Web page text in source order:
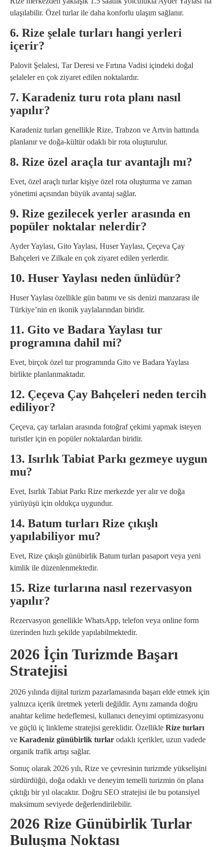
ulaşılabilir. Özel turlar ile daha konforlu ulaşım sağlanır.
6. Rize şelale turları hangi yerleri
içerir?
Palovit Şelalesi, Tar Deresi ve Fırtına Vadisi içindeki doğal
şelaleler en çok ziyaret edilen noktalardır.
7. Karadeniz turu rota planı nasıl
yapılır?
Karadeniz turları genellikle Rize, Trabzon ve Artvin hattında
planlanır ve doğa-kültür odaklı bir rota oluşturulur.
8. Rize özel araçla tur avantajlı mı?
Evet, özel araçlı turlar kişiye özel rota oluşturma ve zaman
yönetimi açısından büyük avantaj sağlar.
9. Rize gezilecek yerler arasında en
popüler noktalar nelerdir?
Ayder Yaylası, Gito Yaylası, Huser Yaylası, Çeçeva Çay
Bahçeleri ve Zilkale en çok ziyaret edilen yerlerdir.
10. Huser Yaylası neden ünlüdür?
Huser Yaylası özellikle gün batımı ve sis denizi manzarası ile
Türkiye’nin en ikonik yaylalarından biridir.
11. Gito ve Badara Yaylası tur
programına dahil mi?
Evet, birçok özel tur programında Gito ve Badara Yaylası
birlikte planlanmaktadır.
12. Çeçeva Çay Bahçeleri neden tercih
ediliyor?
Çeçeva, çay tarlaları arasında fotoğraf çekimi yapmak isteyen
turistler için en popüler noktalardan biridir.
13. Isırlık Tabiat Parkı gezmeye uygun
mu?
Evet, Isırlık Tabiat Parkı Rize merkezde yer alır ve doğa
yürüyüşü için oldukça uygundur.
14. Batum turları Rize çıkışlı
yapılabiliyor mu?
Evet, Rize çıkışlı günübirlik Batum turları pasaport veya yeni
kimlik ile düzenlenmektedir.
15. Rize turlarına nasıl rezervasyon
yapılır?
Rezervasyon genellikle WhatsApp, telefon veya online form
üzerinden hızlı şekilde yapılabilmektedir.
2026 İçin Turizmde Başarı
Stratejisi
2026 yılında dijital turizm pazarlamasında başarı elde etmek için
yalnızca içerik üretmek yeterli değildir. Aynı zamanda doğru
anahtar kelime hedeflemesi, kullanıcı deneyimi optimizasyonu
ve güçlü iç linkleme stratejisi gereklidir. Özellikle Rize turları
ve Karadeniz günübirlik turlar odaklı içerikler, uzun vadede
organik trafik artışı sağlar.
Sonuç olarak 2026 yılı, Rize ve çevresinin turizmde yükselişini
sürdürdüğü, doğa odaklı ve deneyim temelli turizmin ön plana
çıktığı bir yıl olacaktır. Doğru SEO stratejisi ile bu potansiyel
maksimum seviyede değerlendirilebilir.
2026 Rize Günübirlik Turlar
Buluşma Noktası